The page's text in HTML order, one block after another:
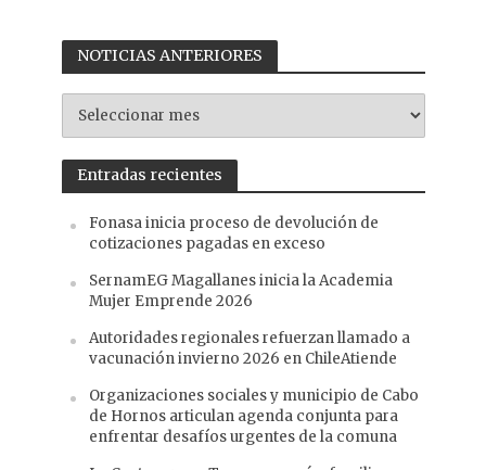
NOTICIAS ANTERIORES
ANTERIORES
Entradas recientes
Fonasa inicia proceso de devolución de
cotizaciones pagadas en exceso
SernamEG Magallanes inicia la Academia
Mujer Emprende 2026
Autoridades regionales refuerzan llamado a
vacunación invierno 2026 en ChileAtiende
Organizaciones sociales y municipio de Cabo
de Hornos articulan agenda conjunta para
enfrentar desafíos urgentes de la comuna